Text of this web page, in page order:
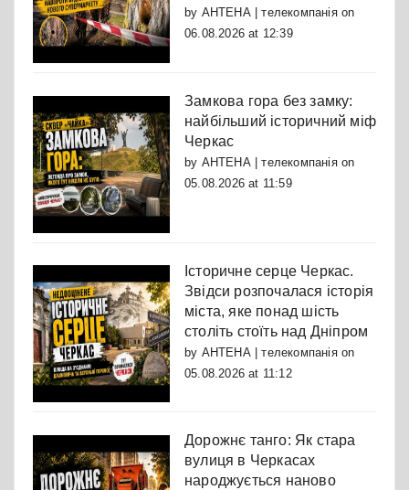
by АНТЕНА | телекомпаніяon
06.08.2026 at 12:39
Замкова гора без замку:
найбільший історичний міф
Черкас
by АНТЕНА | телекомпаніяon
05.08.2026 at 11:59
Історичне серце Черкас.
Звідси розпочалася історія
міста, яке понад шість
століть стоїть над Дніпром
by АНТЕНА | телекомпаніяon
05.08.2026 at 11:12
Дорожнє танго: Як стара
вулиця в Черкасах
народжується наново